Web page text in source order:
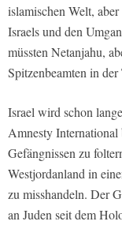
islamischen Welt,
Israels und den
müssten Netanjahu,
Spitzenbeamten in
Israel wird schon
Amnesty International
Gefängnissen zu
Westjordanland in
zu misshandeln. Der
an Juden seit dem